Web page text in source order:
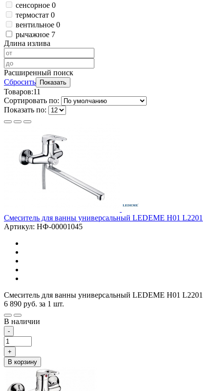
сенсорное 0
термостат 0
вентильное 0
рычажное 7
Длина излива
Расширенный поиск
Сбросить
Показать
Товаров:11
Сортировать по:
Показать по:
Смеситель для ванны универсальный LEDEME H01 L2201
Артикул: НФ-00001045
Смеситель для ванны универсальный LEDEME H01 L2201
6 890 руб. за 1 шт.
В наличии
-
+
В корзину